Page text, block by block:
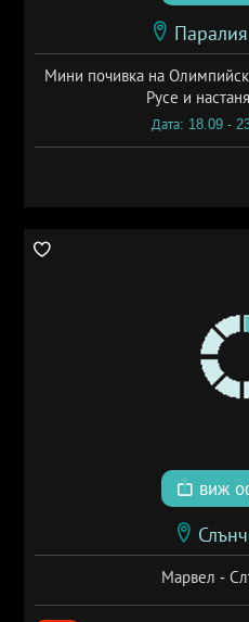
Мини почивка на
Русе и
Дата: 18.09 -
виж
Марвел -